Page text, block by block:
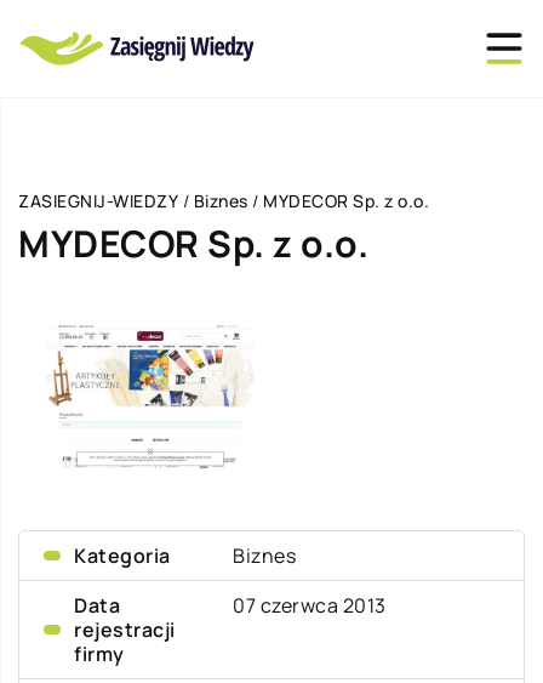
ZASIEGNIJ-WIEDZY / Biznes / MYDECOR Sp. z o.o.
MYDECOR Sp. z o.o.
Kategoria
Biznes
Data
rejestracji
firmy
07 czerwca 2013